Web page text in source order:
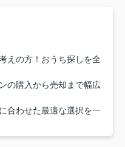
えの方！おうち探しを全
の購入から売却まで幅広
合わせた最適な選択を一